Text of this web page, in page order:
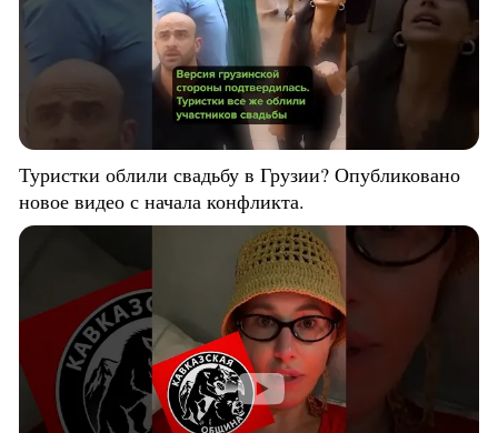
Туристки облили свадьбу в Грузии? Опубликовано
новое видео с начала конфликта.